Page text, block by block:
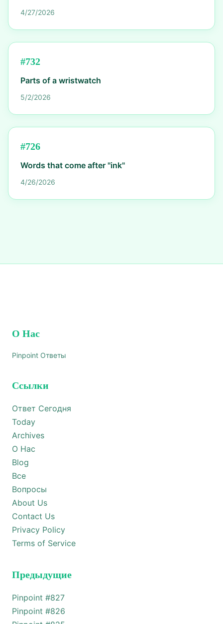
4/27/2026
#732
Parts of a wristwatch
5/2/2026
#726
Words that come after "ink"
4/26/2026
О Нас
Pinpoint Ответы
Ссылки
Ответ Сегодня
Today
Archives
О Нас
Blog
Все
Вопросы
About Us
Contact Us
Privacy Policy
Terms of Service
Предыдущие
Pinpoint #827
Pinpoint #826